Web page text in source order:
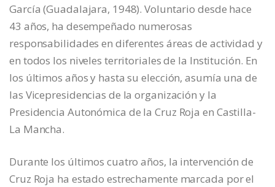
García (Guadalajara, 1948). Voluntario desde hace
43 años, ha desempeñado numerosas
responsabilidades en diferentes áreas de actividad y
en todos los niveles territoriales de la Institución. En
los últimos años y hasta su elección, asumía una de
las Vicepresidencias de la organización y la
Presidencia Autonómica de la Cruz Roja en Castilla-
La Mancha.
Durante los últimos cuatro años, la intervención de
Cruz Roja ha estado estrechamente marcada por el